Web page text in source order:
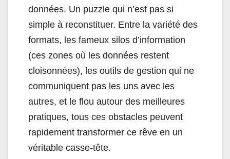
données. Un puzzle qui n’est pas si
simple à reconstituer. Entre la variété des
formats, les fameux silos d’information
(ces zones où les données restent
cloisonnées), les outils de gestion qui ne
communiquent pas les uns avec les
autres, et le flou autour des meilleures
pratiques, tous ces obstacles peuvent
rapidement transformer ce rêve en un
véritable casse-tête.